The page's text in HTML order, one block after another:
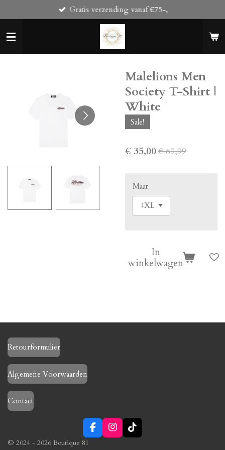
direct
naar
de
hoofdinhoud
Gratis verzending vanaf Є75-,
Malelions Men
Society T-Shirt |
White
Sale!
€ 35,00€ 69,99
Maat
In
winkelwagen
Retourformulier
Algemene Voorwaarden
Contact
F
a
I
n
T
i
© 2024 - 2026 Boutique 81